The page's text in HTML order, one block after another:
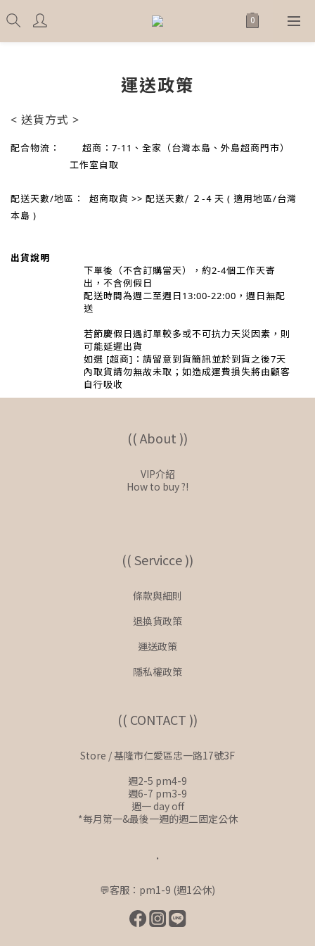
運送政策
< 送貨方式 >
配合物流： 超商：7-11、全家（台灣本島、外島超商門市）
工作室自取
配送天數/地區： 超商取貨 >> 配送天數/ ２-4 天 ( 適用地區/台灣
本島 )
出貨說明
下單後（不含訂購當天），約2-4個工作天寄
出，不含例假日
配送時間為週二至週日13:00-22:00，週日無配
送
若節慶假日遇訂單較多或不可抗力天災因素，則
可能延遲出貨
如選 [超商]：請留意到貨簡訊並於到貨之後7天
內取貨請勿無故未取；如造成運費損失將由顧客
自行吸收
(( About ))
VIP介紹
How to buy ?!
(( Servicce ))
條款與細則
退換貨政策
運送政策
隱私權政策
(( CONTACT ))
Store / 基隆市仁愛區忠一路17號3F
週2-5 pm4-9
週6-7 pm3-9
週一 day off
*每月第一&最後一週的週二固定公休
.
💬客服：pm1-9 (週1公休)